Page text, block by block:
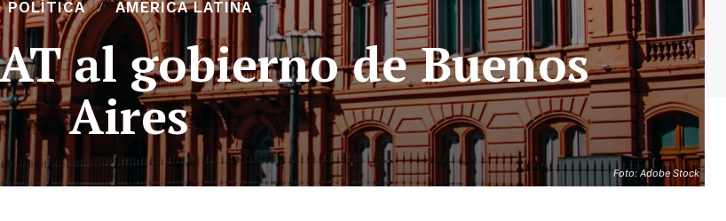
Foto: Adobe Stock
POLÍTICA AMERICA LATINA
al gobierno de Buenos
Aires